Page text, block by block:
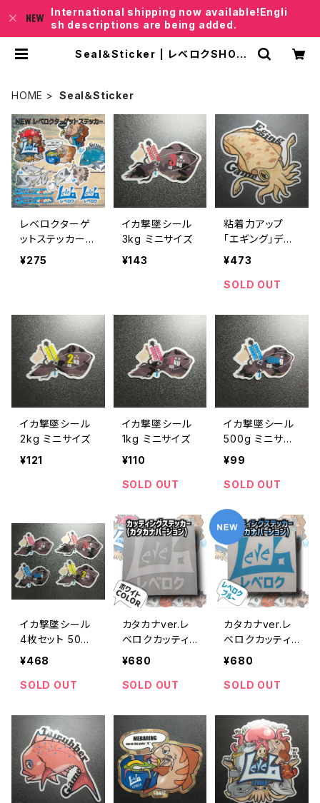
International shipping now available!Engli
sh descriptions are being added.
Seal＆Sticker | レベロクSHOP
HOME Seal＆Sticker
レベロクターゲ
ットステッカー
各デザイン
¥275
イカ撃墜シール
3kg ミニサイズ
¥143
粘着力アップ
｢エギング｣デザ
イン レベロクタ
ー
¥473
SOLD OUT
イカ撃墜シール
2kg ミニサイズ
¥121
イカ撃墜シール
1kg ミニサイズ
¥110
SOLD OUT
イカ撃墜シール
500g ミニサイ
ズ
¥99
SOLD OUT
イカ撃墜シール
4枚セット 500g
～3kg ミニサイ
¥468
SOLD OUT
カタカナver.レ
ベロクカッティ
ングステッカー
ト｣
¥680
SOLD OUT
カタカナver.レ
ベロクカッティ
ングステッカー
ロクブルー｣
¥680
SOLD OUT